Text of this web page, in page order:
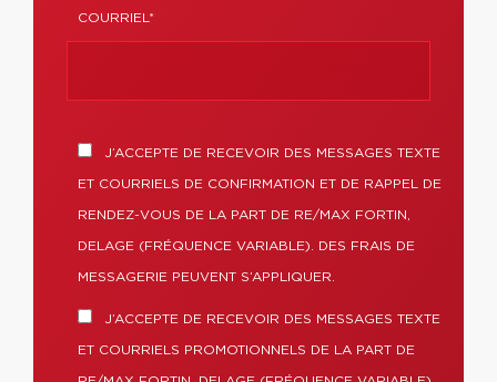
COURRIEL*
J’ACCEPTE DE RECEVOIR DES MESSAGES TEXTE
ET COURRIELS DE CONFIRMATION ET DE RAPPEL DE
RENDEZ-VOUS DE LA PART DE RE/MAX FORTIN,
DELAGE (FRÉQUENCE VARIABLE). DES FRAIS DE
MESSAGERIE PEUVENT S’APPLIQUER.
J’ACCEPTE DE RECEVOIR DES MESSAGES TEXTE
ET COURRIELS PROMOTIONNELS DE LA PART DE